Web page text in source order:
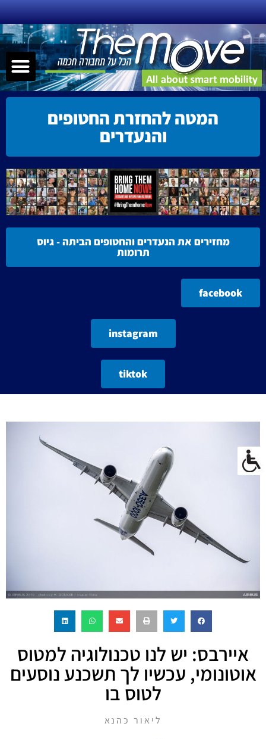
דילוג
לתוכן
המטה להחזרת החטופים
והנעדרים
מחזירים את הנעדרים והחטופים הביתה - גיוס
תרומות
facebook
instagram
tiktok
איירבס: יש לנו טכנולוגיה למטוס
אוטונומי, עכשיו לך תשכנע נוסעים
לטוס בו
ליאור כהנא